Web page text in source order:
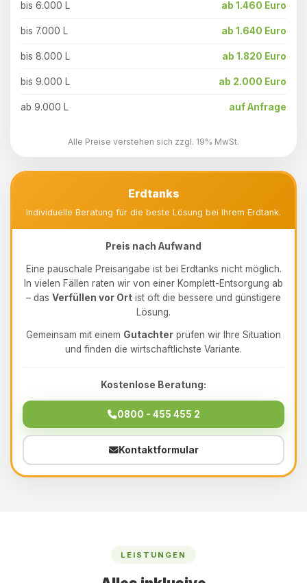
bis 6.000 L ab 1.460 Euro
bis 7.000 L ab 1.640 Euro
bis 8.000 L ab 1.820 Euro
bis 9.000 L ab 2.000 Euro
ab 9.000 L auf Anfrage
Alle Preise verstehen sich zzgl. 19% MwSt.
Erdtanks
Individuelle Beratung für die beste Lösung bei Ihrem Erdtank.
Preis nach Aufwand
Eine pauschale Preisangabe ist bei Erdtanks nicht möglich.
In vielen Fällen raten wir von einer Komplett-Entsorgung ab
– das Verfüllen vor Ort ist oft die bessere und günstigere
Lösung.
Gemeinsam mit einem Gutachter prüfen wir Ihre Situation
und finden die wirtschaftlichste Variante.
Kostenlose Beratung:
0800 - 455 455 2
Kontaktformular
LEISTUNGEN